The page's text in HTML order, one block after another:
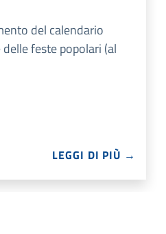
del calendario
feste popolari (al
LEGGI DI PIÙ →